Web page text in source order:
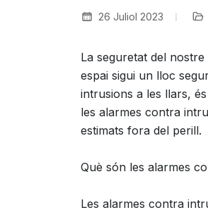
26 Juliol 2023
La seguretat del
espai sigui un lloc
intrusions a les llars,
les alarmes contra
estimats fora del perill.
Què són les alarmes
Les alarmes contra